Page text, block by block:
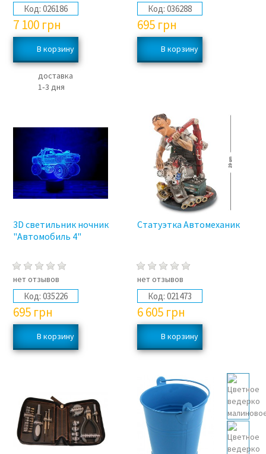
Код: 026186
7 100 грн
доставка
1‑3 дня
Код: 036288
695 грн
3D светильник ночник
"Автомобиль 4"
нет отзывов
Код: 035226
695 грн
Статуэтка Автомеханик
нет отзывов
Код: 021473
6 605 грн